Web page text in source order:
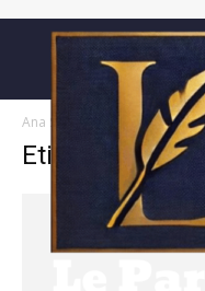
Ana Sayfa Etiketler
Etiket: Kapya